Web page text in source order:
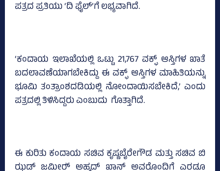
ಪತ್ರದ ಪ್ರತಿಯು ‘ದಿ ಫೈಲ್‌’ಗೆ ಲಭ್ಯವಾಗಿದೆ.
‘ಕಂದಾಯ ಇಲಾಖೆಯಲ್ಲಿ ಒಟ್ಟು 21,767 ವಕ್ಫ್‌ ಆಸ್ತಿಗಳ ಖಾತೆ
ಬದಲಾವಣೆಯಾಗಬೇಕಿದ್ದು ಈ ವಕ್ಫ್‌ ಆಸ್ತಿಗಳ ಮಾಹಿತಿಯನ್ನು
ಭೂಮಿ ತಂತ್ರಾಂಶದಡಿಯಲ್ಲಿ ನೋಂದಾಯಿಸಬೇಕಿದೆ,’ ಎಂದು
ಪತ್ರದಲ್ಲಿ ತಿಳಿಸಿದ್ದರು ಎಂಬುದು ಗೊತ್ತಾಗಿದೆ.
ಈ ಕುರಿತು ಕಂದಾಯ ಸಚಿವ ಕೃಷ್ಣಬೈರೇಗೌಡ ಮತ್ತು ಸಚಿವ ಬಿ